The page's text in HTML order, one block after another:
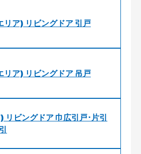
ア) リビングドア 引戸
ア) リビングドア 吊戸
ビングドア 巾広引戸･片引